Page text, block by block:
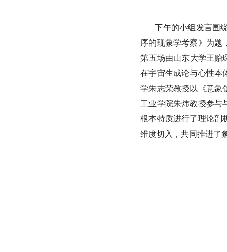
下午的小组发言围
序的现象学考察》为题
第五场由山东大学王贻
在宇宙生成论与心性本
学朱志荣教授以《意象
工业学院朱炜教授参与
根本特质进行了理论剖
维度切入，共同推进了